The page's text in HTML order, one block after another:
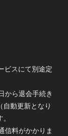
ビスにて別途定
から退会手続き
自動更新となり
信料がかかりま